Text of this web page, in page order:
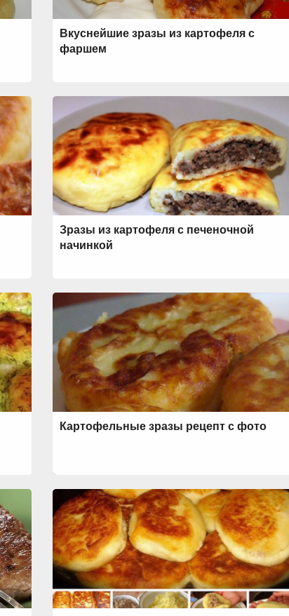
Вкуснейшие зразы из картофеля с
фаршем
Зразы из картофеля с печеночной
начинкой
Картофельные зразы рецепт с фото